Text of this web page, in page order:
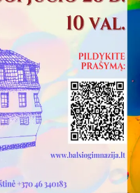
dirbtinis intelektas
Jūsų klausimą, bet
pateiktą
- pateiksiu
pasiklausti